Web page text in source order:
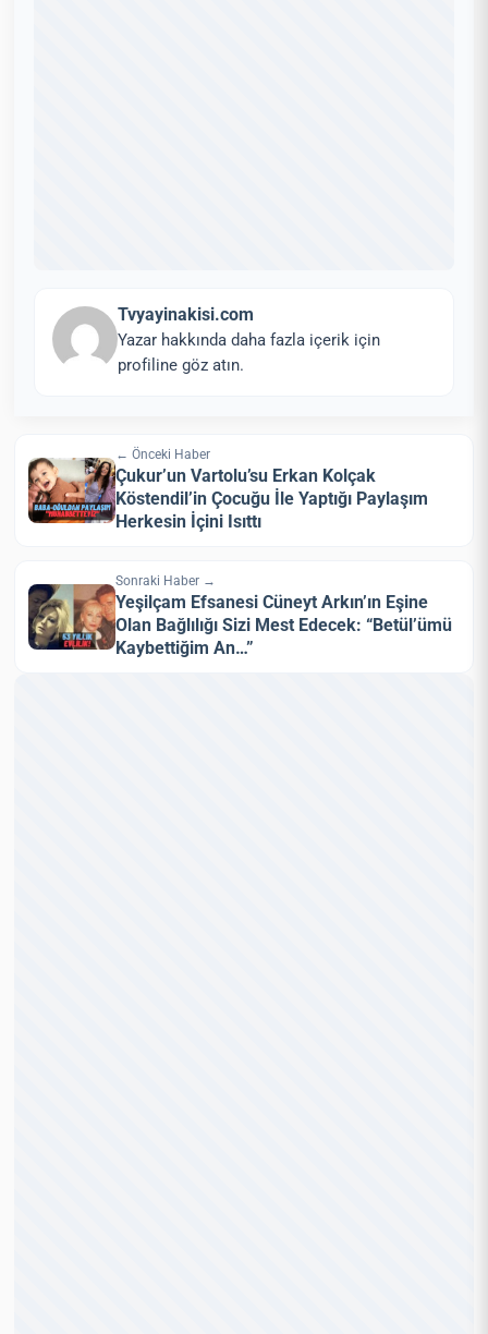
Tvyayinakisi.com
Yazar hakkında daha fazla içerik için
profiline göz atın.
← Önceki Haber
Çukur’un Vartolu’su Erkan Kolçak
Köstendil’in Çocuğu İle Yaptığı Paylaşım
Herkesin İçini Isıttı
Sonraki Haber →
Yeşilçam Efsanesi Cüneyt Arkın’ın Eşine
Olan Bağlılığı Sizi Mest Edecek: “Betül’ümü
Kaybettiğim An…”